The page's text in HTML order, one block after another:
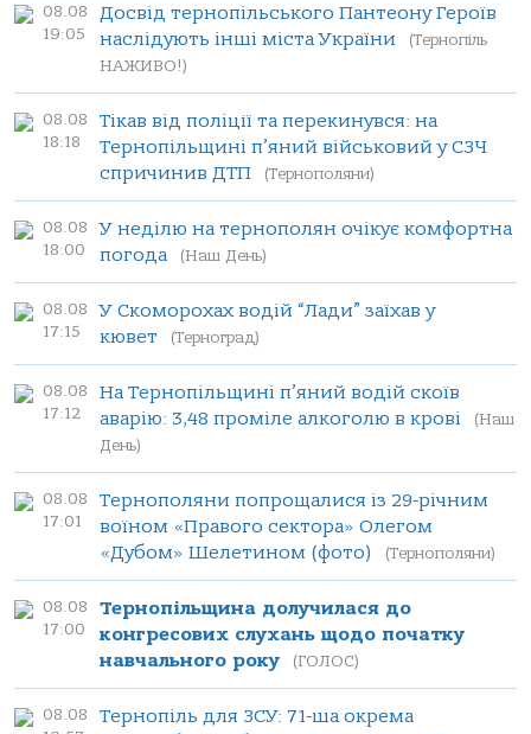
08.08
19:05
Досвід тернопільського Пантеону Героїв
наслідують інші міста України
(Тернопіль
НАЖИВО!)
08.08
18:18
Тікав від поліції та перекинувся: на
Тернопільщині п’яний військовий у СЗЧ
спричинив ДТП
(Тернополяни)
08.08
18:00
У неділю на тернополян очікує комфортна
погода
(Наш День)
08.08
17:15
У Скоморохах водій “Лади” заїхав у
кювет
(Терноград)
08.08
17:12
На Тернопільщині п’яний водій скоїв
аварію: 3,48 проміле алкоголю в крові
(Наш
День)
08.08
17:01
Тернополяни попрощалися із 29-річним
воїном «Правого сектора» Олегом
«Дубом» Шелетином (фото)
(Тернополяни)
08.08
17:00
Тернопільщина долучилася до
конгресових слухань щодо початку
навчального року
(ГОЛОС)
08.08
Тернопіль для ЗСУ: 71-ша окрема